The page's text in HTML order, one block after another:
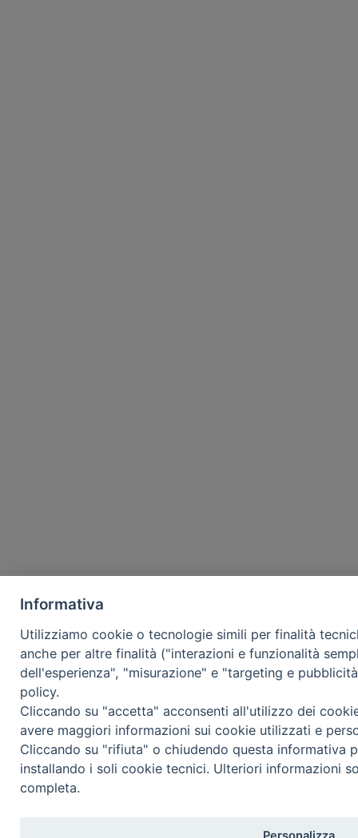
Informativa
Utilizziamo cookie o tecnologie simili per finalità
anche per altre finalità ("interazioni e funzionalità
dell'esperienza", "misurazione" e "targeting e
policy.
Cliccando su "accetta" acconsenti all'utilizzo dei
avere maggiori informazioni sui cookie utilizzati e
Cliccando su "rifiuta" o chiudendo questa informativa
installando i soli cookie tecnici. Ulteriori informazioni
completa.